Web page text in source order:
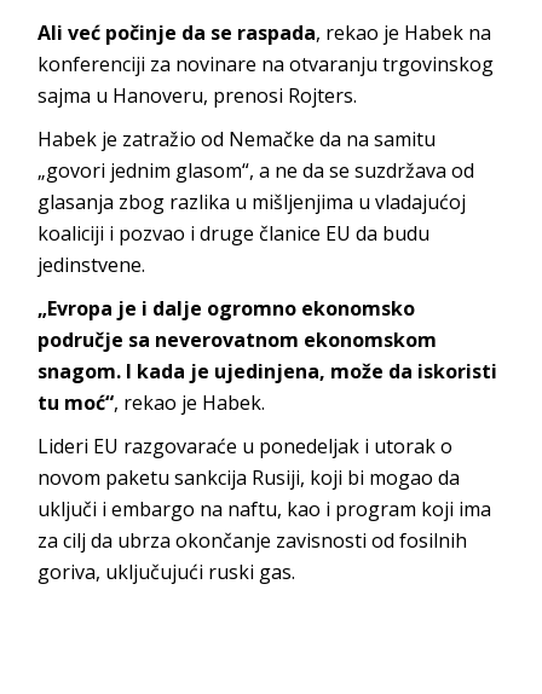
Ali već počinje da se raspada, rekao je Habek na
konferenciji za novinare na otvaranju trgovinskog
sajma u Hanoveru, prenosi Rojters.
Habek je zatražio od Nemačke da na samitu
„govori jednim glasom“, a ne da se suzdržava od
glasanja zbog razlika u mišljenjima u vladajućoj
koaliciji i pozvao i druge članice EU da budu
jedinstvene.
„Evropa je i dalje ogromno ekonomsko
područje sa neverovatnom ekonomskom
snagom. I kada je ujedinjena, može da iskoristi
tu moć“, rekao je Habek.
Lideri EU razgovaraće u ponedeljak i utorak o
novom paketu sankcija Rusiji, koji bi mogao da
uključi i embargo na naftu, kao i program koji ima
za cilj da ubrza okončanje zavisnosti od fosilnih
goriva, uključujući ruski gas.